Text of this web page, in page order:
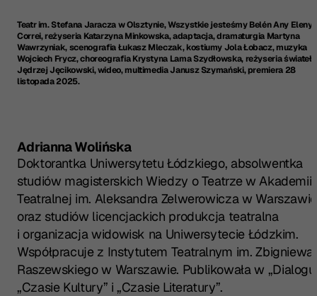
Teatr im. Stefana Jaracza w Olsztynie,Wszystkie jesteśmy BelénAny Eleny
Correi, reżyseria Katarzyna Minkowska, adaptacja, dramaturgia Martyna
Wawrzyniak, scenografia Łukasz Mleczak, kostiumy Jola Łobacz, muzyka
Wojciech Frycz, choreografia Krystyna Lama Szydłowska, reżyseria świateł
Jędrzej Jęcikowski, wideo, multimedia Janusz Szymański, premiera 28
listopada 2025.
Adrianna Wolińska
Doktorantka Uniwersytetu Łódzkiego, absolwentka
studiów magisterskich Wiedzy o Teatrze w Akademii
Teatralnej im. Aleksandra Zelwerowicza w Warszawie
oraz studiów licencjackich produkcja teatralna
i organizacja widowisk na Uniwersytecie Łódzkim.
Współpracuje z Instytutem Teatralnym im. Zbigniewa
Raszewskiego w Warszawie. Publikowała w
„Czasie Kultury” i „Czasie Literatury”.